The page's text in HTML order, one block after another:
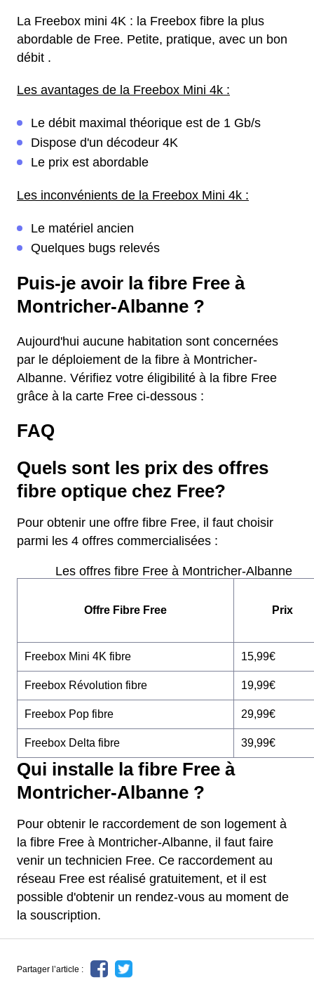
La Freebox mini 4K : la Freebox fibre la plus
abordable de Free. Petite, pratique, avec un bon
débit .
Les avantages de la Freebox Mini 4k :
Le débit maximal théorique est de 1 Gb/s
Dispose d'un décodeur 4K
Le prix est abordable
Les inconvénients de la Freebox Mini 4k :
Le matériel ancien
Quelques bugs relevés
Puis-je avoir la fibre Free à
Montricher-Albanne ?
Aujourd'hui aucune habitation sont concernées
par le déploiement de la fibre à Montricher-
Albanne. Vérifiez votre éligibilité à la fibre Free
grâce à la carte Free ci-dessous :
FAQ
Quels sont les prix des offres
fibre optique chez Free?
Pour obtenir une offre fibre Free, il faut choisir
parmi les 4 offres commercialisées :
Les offres fibre Free à Montricher-Albanne
Offre Fibre Free Prix
Freebox Mini 4K fibre 15,99€
Freebox Révolution fibre 19,99€
Freebox Pop fibre 29,99€
Freebox Delta fibre 39,99€
Qui installe la fibre Free à
Montricher-Albanne ?
Pour obtenir le raccordement de son logement à
la fibre Free à Montricher-Albanne, il faut faire
venir un technicien Free. Ce raccordement au
réseau Free est réalisé gratuitement, et il est
possible d'obtenir un rendez-vous au moment de
la souscription.
Partager l’article :